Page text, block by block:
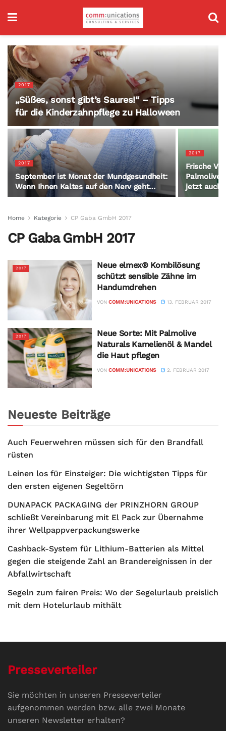
2017
„Süßes, sonst gibt’s Saures!“ – Tipps
für die Kinderzahnpflege zu Halloween
2017
September ist Monat der Mundgesundheit:
Wenn Ihnen Kaltes auf den Nerv geht…
2017
Frische
Palmolive
jetzt auch
Home Kategorie CP Gaba GmbH 2017
CP Gaba GmbH 2017
2017
Neue elmex® Kombilösung
schützt sensible Zähne im
Handumdrehen
VON COMM:UNICATIONS 13. FEBRUAR 2017
2017
Neue Sorte: Mit Palmolive
Naturals Kamelienöl & Mandel
die Haut pflegen
VON COMM:UNICATIONS 2. FEBRUAR 2017
Neueste Beiträge
Auch Feuerwehren müssen sich für den Brandfall
rüsten
Leinen los für Einsteiger: Die wichtigsten Tipps für
den ersten eigenen Segeltörn
DUNAPACK PACKAGING der PRINZHORN GROUP
schließt Vereinbarung mit El Pack zur Übernahme
ihrer Wellpappverpackungswerke
Cashback-System für Lithium-Batterien als Mittel
gegen die steigende Zahl an Brandereignissen in der
Abfallwirtschaft
Segeln zum fairen Preis: Wo der Segelurlaub preislich
mit dem Hotelurlaub mithält
Presseverteiler
Sie möchten in unseren Presseverteiler
aufgenommen werden bzw. alle zwei Monate
unseren Newsletter erhalten?